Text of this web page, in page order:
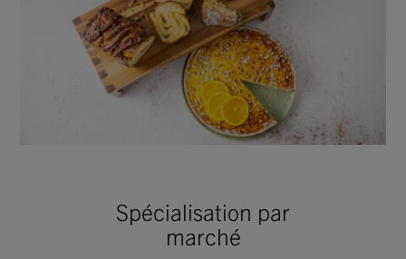
Spécialisation par
marché